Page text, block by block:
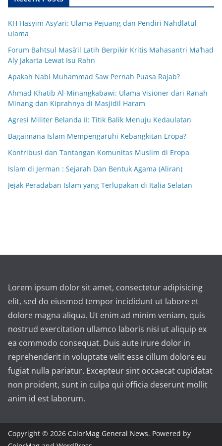
KH Hasyim Asy’ari: Ulama Pejuang dan Pendiri Nahdlatul
ulama
Forum Bahtsul Masā’il Latih Berpikir Kritis Mahasantri Ma’had
Aly Jakarta Lewat Isu Rahn
Apakah Nabi Muhammad Saw Pernah Puasa Rajab?
Ahmad Khatib Al-Minangkabawi: Ulama Visioner dari Ranah
Minang dan Kiprahnya di Masjidil Haram
Agresi Militer Belanda II: Titik Balik Menuju Kedaulatan
Bagaimana Islam Mempengaruhi Kebangkitan Eropa?
Kontribusi dan Tantangan Komunitas Muslim di Eropa
Islam di Jerman : Sejarah Dan Bentuk Agama (Aliran)
Jejak Peradaban Islam yang Terlupakan di Italia Selatan
Lorem ipsum dolor sit amet, consectetur adipisicing
elit, sed do eiusmod tempor incididunt ut labore et
dolore magna aliqua. Ut enim ad minim veniam, quis
nostrud exercitation ullamco laboris nisi ut aliquip ex
ea commodo consequat. Duis aute irure dolor in
reprehenderit in voluptate velit esse cillum dolore eu
fugiat nulla pariatur. Excepteur sint occaecat cupidatat
non proident, sunt in culpa qui officia deserunt mollit
anim id est laborum.
Copyright © 2026 ColorMag General News. Powered by